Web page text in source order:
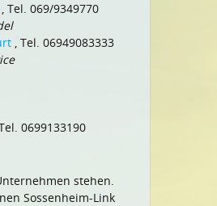
, Tel. 069/9349770
, Tel. 06949083333
0699133190
stehen.
Sossenheim-Link